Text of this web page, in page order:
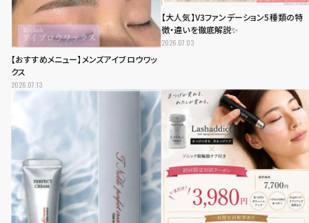
【おすすめメニュー】メンズアイブロウワッ
クス
2026.07.13
【大人気】V3ファンデーション5種類の特
徴・違いを徹底解説✨
2026.07.03